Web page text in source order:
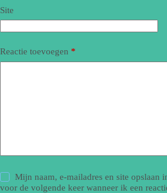
Site
Reactie toevoegen *
Mijn naam, e-mailadres en site opslaan
voor de volgende keer wanneer ik een